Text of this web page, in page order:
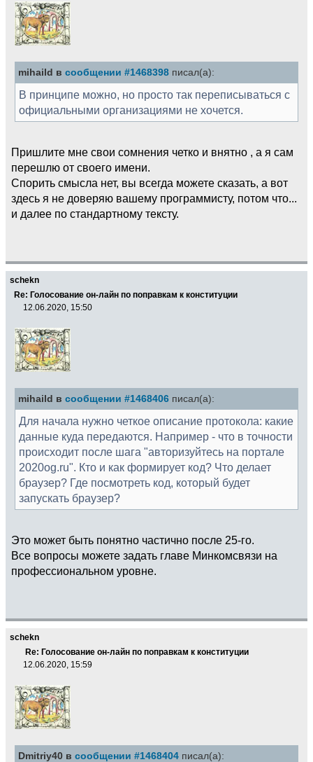
mihaild в сообщении #1468398 писал(а):
В принципе можно, но просто так переписываться с
официальными организациями не хочется.
Пришлите мне свои сомнения четко и внятно , а я сам
перешлю от своего имени.
Спорить смысла нет, вы всегда можете сказать, а вот
здесь я не доверяю вашему программисту, потом что...
и далее по стандартному тексту.
schekn
Re: Голосование он-лайн по поправкам к конституции
12.06.2020, 15:50
mihaild в сообщении #1468406 писал(а):
Для начала нужно четкое описание протокола: какие
данные куда передаются. Например - что в точности
происходит после шага "авторизуйтесь на портале
2020og.ru". Кто и как формирует код? Что делает
браузер? Где посмотреть код, который будет
запускать браузер?
Это может быть понятно частично после 25-го.
Все вопросы можете задать главе Минкомсвязи на
профессиональном уровне.
schekn
Re: Голосование он-лайн по поправкам к конституции
12.06.2020, 15:59
Dmitriy40 в сообщении #1468404 писал(а):